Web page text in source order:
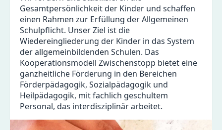
Gesamtpersönlichkeit der Kinder und schaffen
einen Rahmen zur Erfüllung der Allgemeinen
Schulpflicht. Unser Ziel ist die
Wiedereingliederung der Kinder in das System
der allgemeinbildenden Schulen. Das
Kooperationsmodell Zwischenstopp bietet eine
ganzheitliche Förderung in den Bereichen
Förderpädagogik, Sozialpädagogik und
Heilpädagogik, mit fachlich geschultem
Personal, das interdisziplinär arbeitet.